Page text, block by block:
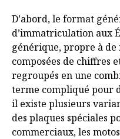
D’abord, le format
d’immatriculation aux
générique, propre à de
composées de chiffres
regroupés en une
terme compliqué pour
il existe plusieurs
des plaques spéciales
commerciaux, les